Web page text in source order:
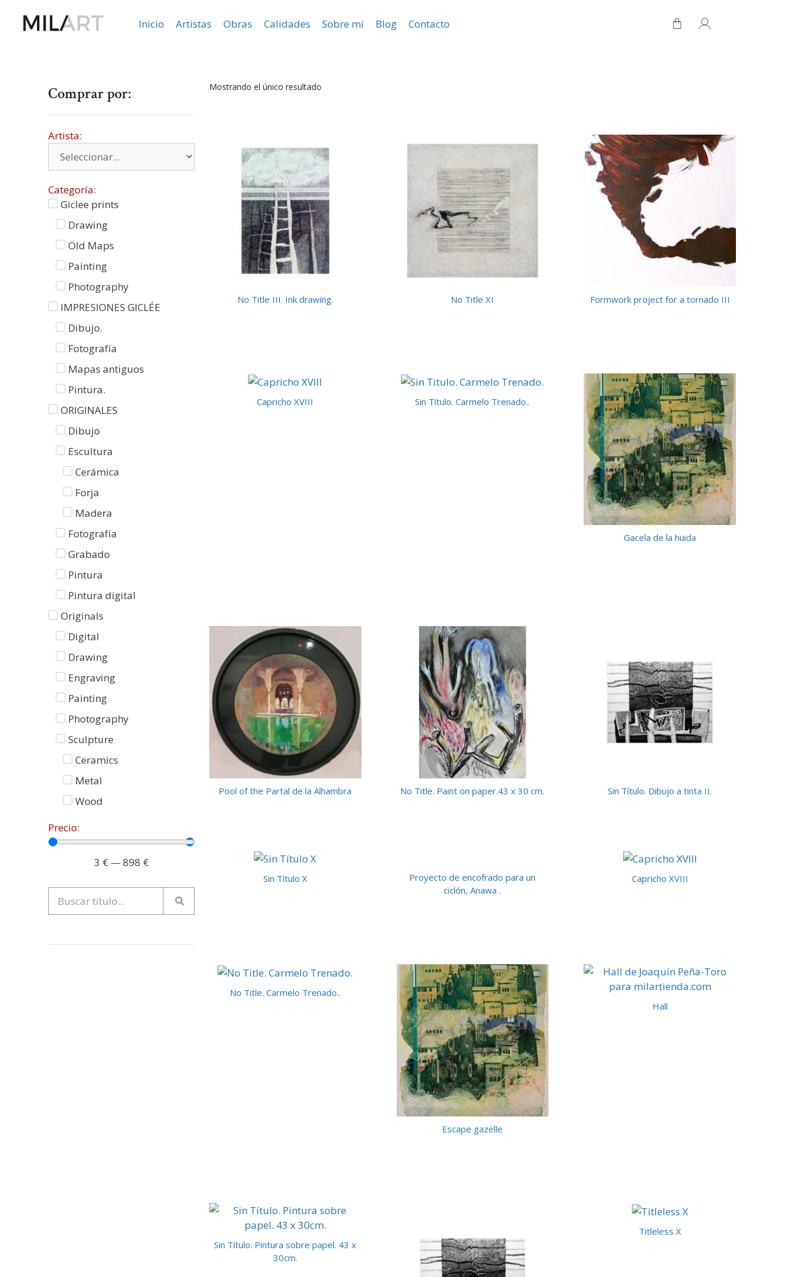
Inicio Artistas Obras Calidades Sobre mí Blog Contacto
Comprar por:
Artista:
Categoría:
Giclee prints
Drawing
Old Maps
Painting
Photography
IMPRESIONES GICLÉE
Dibujo.
Fotografía
Mapas antiguos
Pintura.
ORIGINALES
Dibujo
Escultura
Cerámica
Forja
Madera
Fotografía
Grabado
Pintura
Pintura digital
Originals
Digital
Drawing
Engraving
Painting
Photography
Sculpture
Ceramics
Metal
Wood
Precio:
3 €—898 €
Mostrando el único resultado
No Title III. Ink drawing. No Title XI Formwork project for a tornado III
Capricho XVIII Sin Título. Carmelo Trenado..
Gacela de la huida
Pool of the Partal de la Alhambra No Title. Paint on paper.43 x 30 cm. Sin Título. Dibujo a tinta II.
Sin Título X
Proyecto de encofrado para un
ciclón, Anawa .
Capricho XVIII
No Title. Carmelo Trenado..
Escape gazelle
Hall
Sin Título. Pintura sobre papel. 43 x
30cm.
Titleless X